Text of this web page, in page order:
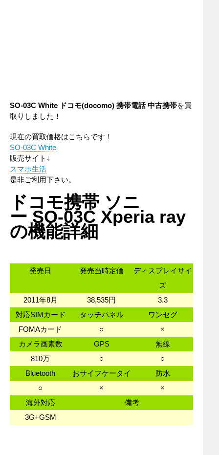
SO-03C White ドコモ(docomo) 携帯電話中古携帯を買
取りしました！
現在の買取価格はこちらです！
SO-03C White
販売サイト↓
スマホ生活
是非ご利用下さい。
ドコモ携帯 ソニ
ー SO-03C Xperia ray
の機能詳細
発売日 発売当時定価
ディスプレイサイ
ズ
2011年8月
38,535円
3.3
対応SIMカード
タッチパネル
ワンセグ
FOMAカード
○
×
カメラ画素数
GPS
無線
810万
○
○
Bluetooth
おサイフケータイ
防水
○
×
×
海外対応
備考
3G+GSM